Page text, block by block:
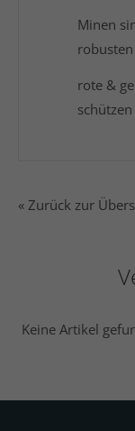
Minen
rote &
schützen
« Zurück zur
Keine Artikel